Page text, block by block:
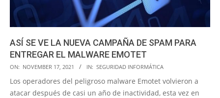
ASÍ SE VE LA NUEVA CAMPAÑA DE SPAM PARA
ENTREGAR EL MALWARE EMOTET
2021-
11-
17
ON: NOVEMBER 17, 2021 IN: SEGURIDAD INFORMÁTICA
Los operadores del peligroso malware Emotet volvieron a
atacar después de casi un año de inactividad, esta vez en